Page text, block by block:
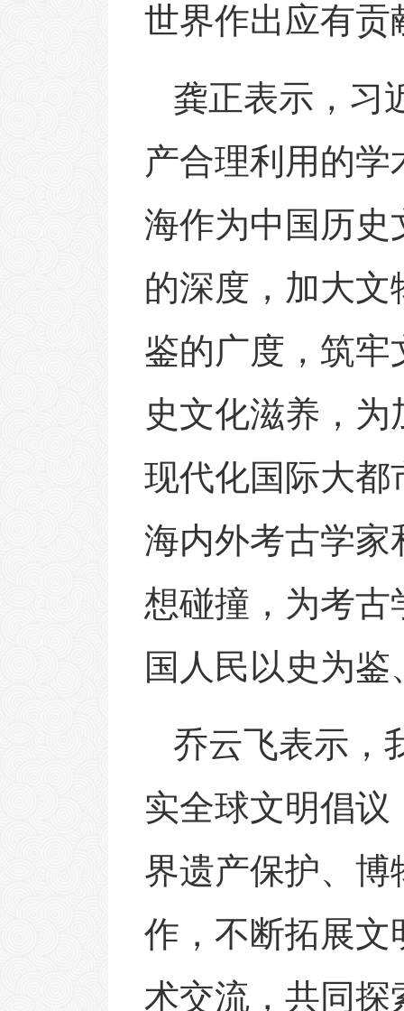
世界作出应有贡
龚正表示，习
产合理利用的
海作为中国历史
的深度，加大
鉴的广度，筑
史文化滋养，
现代化国际大都
海内外考古学家
想碰撞，为考
国人民以史为
乔云飞表示，
实全球文明倡
界遗产保护、
作，不断拓展文
术交流，共同探